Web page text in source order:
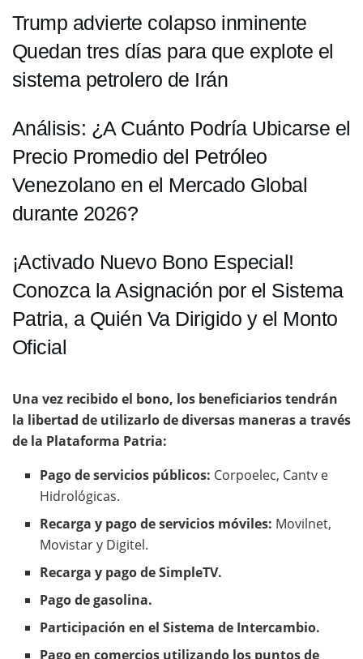
Trump advierte colapso inminente
Quedan tres días para que explote el
sistema petrolero de Irán
Análisis: ¿A Cuánto Podría Ubicarse el
Precio Promedio del Petróleo
Venezolano en el Mercado Global
durante 2026?
¡Activado Nuevo Bono Especial!
Conozca la Asignación por el Sistema
Patria, a Quién Va Dirigido y el Monto
Oficial
Una vez recibido el bono, los beneficiarios tendrán
la libertad de utilizarlo de diversas maneras a través
de la Plataforma Patria:
Pago de servicios públicos: Corpoelec, Cantv e
Hidrológicas.
Recarga y pago de servicios móviles: Movilnet,
Movistar y Digitel.
Recarga y pago de SimpleTV.
Pago de gasolina.
Participación en el Sistema de Intercambio.
Pago en comercios utilizando los puntos de